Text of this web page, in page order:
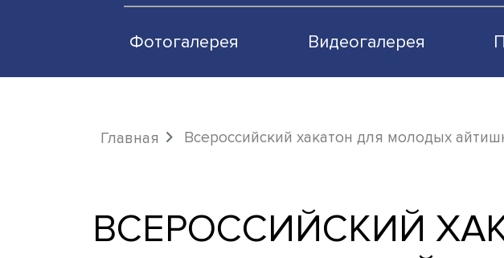
Фотогалерея Видеогалерея